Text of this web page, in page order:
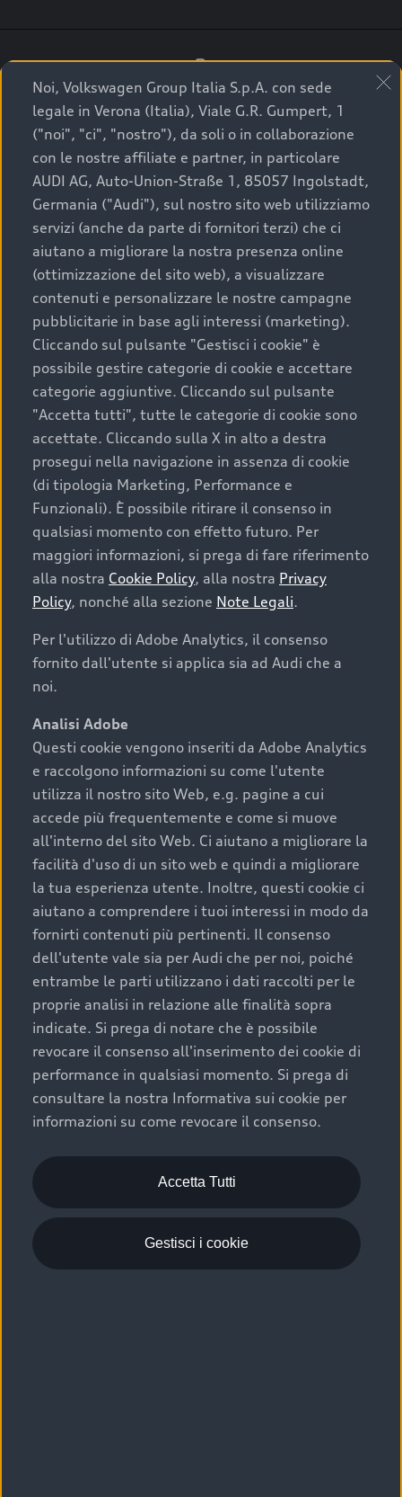
3
A breve verrai ricontattato dal Customer Care
Audi Center o direttamente dal Concessionario
che ti supporterà per finalizzare la tua richiesta.
La qualità di acquistare
un’auto usata Audi
Scegliere un’auto usata è una decisione che coniuga
convenienza, affidabilità e sostenibilità. Per fare un
acquisto sicuro, è essenziale considerare aspetti
determinanti come la garanzia inclusa e l’affidabilità del
marchio. Audi offre l’auto usata perfetta tramite Audi
Prima Scelta :plus
Cosa sapere prima di
acquistare la tua prossima
auto
I requisiti fondamentali da considerare prima di
acquistare un’auto usata, oltre al prezzo e all'aspetto,
chilometraggio: un valore contenuto corrisponde a
uno stato migliore del veicolo e a una maggiore
durata nel tempo;
cronologia dei tagliandi: una documentazione
completa della vettura certifica una manutenzione
costante e accurata;
condizioni della carrozzeria e degli interni: una
buona conservazione evidenzia cura e attenzione del
precedente proprietario;
efficienza meccanica: motore, trasmissione e
componenti principali in ottimo stato garantiscono
prestazioni affidabili e sicure.
Acquistare un’auto usata in una Concessionaria ufficiale
Audi che offre l’usato garantito tramite Audi Prima
Scelta :plus, significa affidarsi ad un prodotto che viene
sottoposto a 110 controlli approfonditi e coperto da
garanzia fino a 4 anni per una maggiore tutela del tuo
acquisto.
Noi, Volkswagen Group Italia S.p.A. con sede
legale in Verona (Italia), Viale G.R. Gumpert, 1
("noi", "ci", "nostro"), da soli o in collaborazione
con le nostre affiliate e partner, in particolare
AUDI AG, Auto-Union-Straße 1, 85057 Ingolstadt,
Germania ("Audi"), sul nostro sito web utilizziamo
servizi (anche da parte di fornitori terzi) che ci
aiutano a migliorare la nostra presenza online
(ottimizzazione del sito web), a visualizzare
contenuti e personalizzare le nostre campagne
pubblicitarie in base agli interessi (marketing).
Cliccando sul pulsante "Gestisci i cookie" è
possibile gestire categorie di cookie e accettare
categorie aggiuntive. Cliccando sul pulsante
"Accetta tutti", tutte le categorie di cookie sono
accettate. Cliccando sulla X in alto a destra
prosegui nella navigazione in assenza di cookie
(di tipologia Marketing, Performance e
Funzionali). È possibile ritirare il consenso in
qualsiasi momento con effetto futuro. Per
maggiori informazioni, si prega di fare riferimento
alla nostra Cookie Policy, alla nostra Privacy
Policy, nonché alla sezione Note Legali.
Per l'utilizzo di Adobe Analytics, il consenso
fornito dall'utente si applica sia ad Audi che a
noi.
Analisi Adobe
Questi cookie vengono inseriti da Adobe Analytics
e raccolgono informazioni su come l'utente
utilizza il nostro sito Web, e.g. pagine a cui
accede più frequentemente e come si muove
all'interno del sito Web. Ci aiutano a migliorare la
facilità d'uso di un sito web e quindi a migliorare
la tua esperienza utente. Inoltre, questi cookie ci
aiutano a comprendere i tuoi interessi in modo da
fornirti contenuti più pertinenti. Il consenso
dell'utente vale sia per Audi che per noi, poiché
entrambe le parti utilizzano i dati raccolti per le
proprie analisi in relazione alle finalità sopra
indicate. Si prega di notare che è possibile
revocare il consenso all'inserimento dei cookie di
performance in qualsiasi momento. Si prega di
consultare la nostra Informativa sui cookie per
informazioni su come revocare il consenso.
Accetta Tutti
Gestisci i cookie